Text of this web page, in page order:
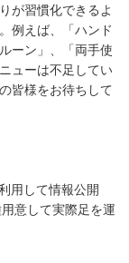
が習慣化できるよ
例えば、「ハンド
ーン」、「両手使
ューは不足してい
皆様をお待ちして
用して情報公開
意して実際足を運